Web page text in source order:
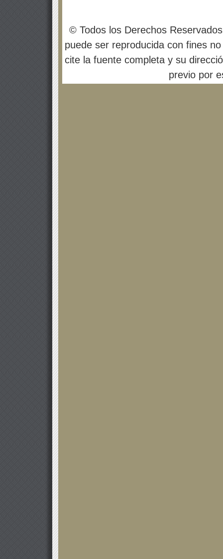
© Todos los Derechos
puede ser reproducida con fines
cite la fuente completa y su
previo por